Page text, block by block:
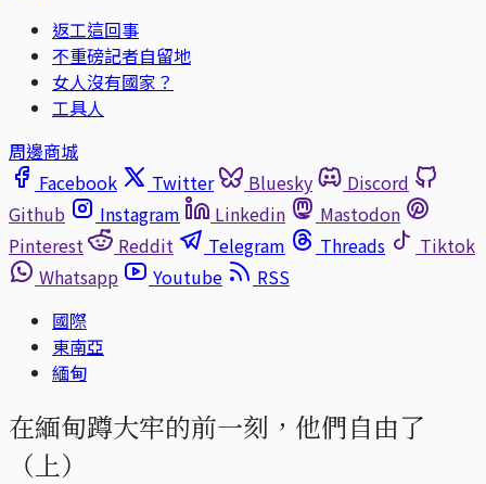
返工這回事
不重磅記者自留地
女人沒有國家？
工具人
周邊商城
Facebook
Twitter Bluesky
Discord
Github
Instagram Linkedin
Mastodon
Pinterest
Reddit Telegram Threads
Tiktok
Whatsapp
Youtube
RSS
國際
東南亞
緬甸
在緬甸蹲大牢的前一刻，他們自由了
（上）